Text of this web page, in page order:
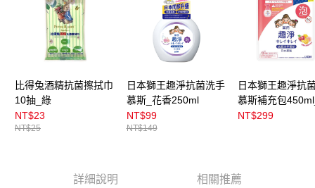
2.透過簡訊連結打開帳單後，可選擇「超商條碼／台灣大直營門市／銀行轉
帳／街口支付／iPASS MONEY」等通路繳費。
【注意事項】
1.本服務係由「台灣大哥大股份有限公司」（以下簡稱本公司）所提供，讓
買賣價金債權讓與本公司後，依約使用本公司帳單繳交帳款。
2.基於同意付款使用「大哥付你分期」之契約關係目的，商店將以您的個人
資料（包含姓名、電話或地址）提供予台灣大哥大進項蒐集、處理及利用，
由本公司與您本人進行分期帳單所需資料之確認、核對及更正。
3.完整用戶服務條款，請詳閱以下連結：
7-11取貨付款
每筆NT$100，滿NT$899(含以上)免運費
付款後7-11取貨
宅配
每筆NT$100，滿NT$899(含以上)免運費
比得兔酒精抗菌擦拭巾
10抽_綠
NT$23
NT$25
日本獅王趣淨抗菌洗手
慕斯_花香250ml
NT$99
NT$149
日本獅王趣淨抗
慕斯補充包
香
NT$299
詳細說明 相關推薦